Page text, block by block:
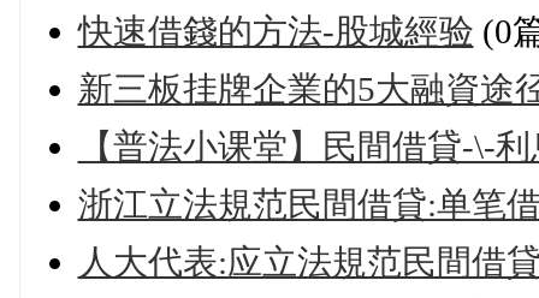
快速借錢的方法-股城經验 (0
新三板挂牌企業的5大融資途
【普法小课堂】民間借貸-\-
浙江立法規范民間借貸:单笔
人大代表:应立法規范民間借